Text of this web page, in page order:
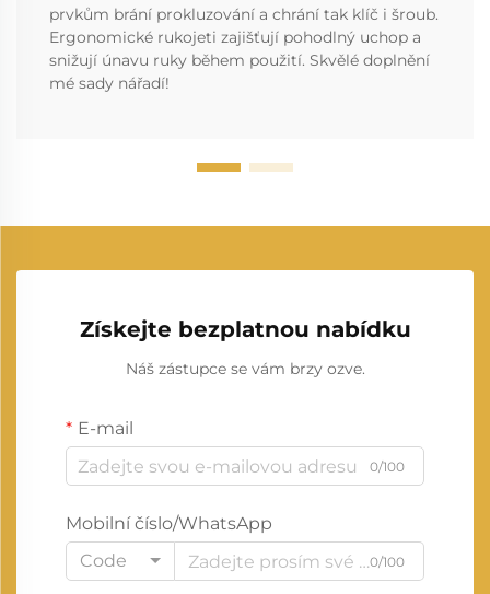
prvkům brání prokluzování a chrání tak klíč i šroub.
Ergonomické rukojeti zajišťují pohodlný uchop a
snižují únavu ruky během použití. Skvělé doplnění
mé sady nářadí!
Získejte bezplatnou nabídku
Náš zástupce se vám brzy ozve.
E-mail
0/100
Mobilní číslo/WhatsApp
Code
0/100